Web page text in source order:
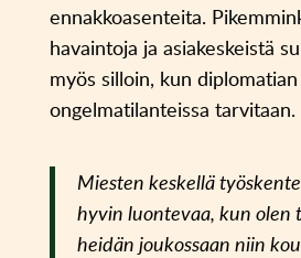
ennakkoasenteita.
havaintoja ja asiakeskeistä
myös silloin, kun
ongelmatilanteissa tarvitaan.
Miesten keskellä
hyvin luontevaa, kun olen
heidän joukossaan niin